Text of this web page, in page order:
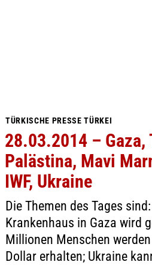
TÜRKISCHE PRESSE TÜRKEI
28.03.2014 – Gaza,
Palästina, Mavi
IWF, Ukraine
Die Themen des Tages
Krankenhaus in Gaza wird
Millionen Menschen
Dollar erhalten; Ukraine